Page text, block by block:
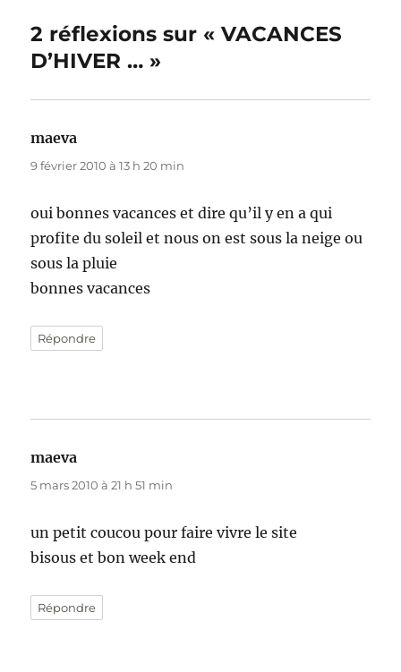
2 réflexions sur « VACANCES
D’HIVER … »
maeva
9 février 2010 à 13 h 20 min
oui bonnes vacances et dire qu’il y en a qui
profite du soleil et nous on est sous la neige ou
sous la pluie
bonnes vacances
Répondre
maeva
5 mars 2010 à 21 h 51 min
un petit coucou pour faire vivre le site
bisous et bon week end
Répondre